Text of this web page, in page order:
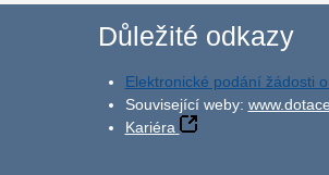
Důležité odkazy
Elektronické podání žádosti
Související weby:
Kariéra